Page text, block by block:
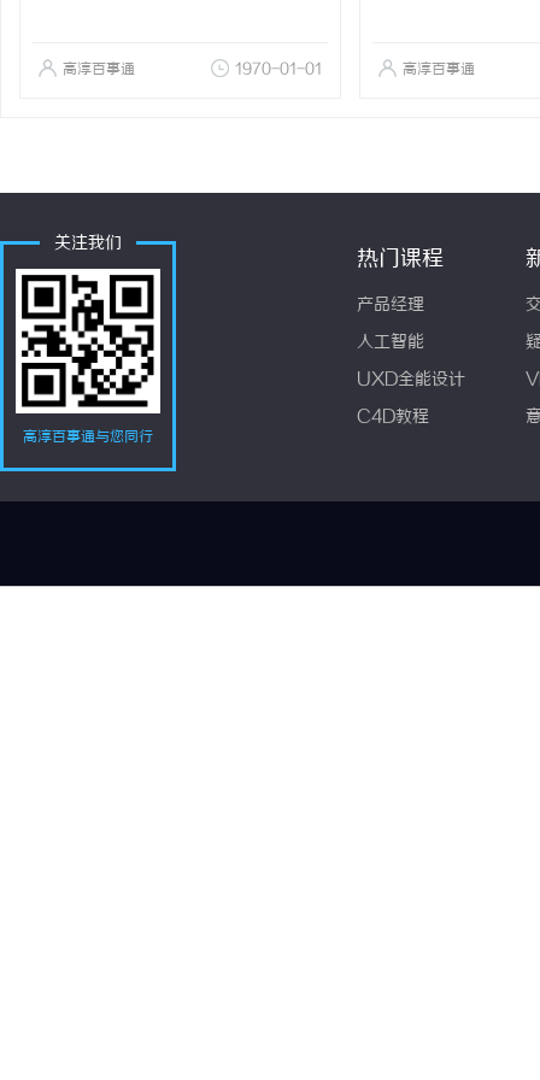
高淳百事通 1970-01-01 高淳百事通
关注我们
高淳百事通与您同行
热门课程
产品经理
人工智能
UXD全能设计
C4D教程